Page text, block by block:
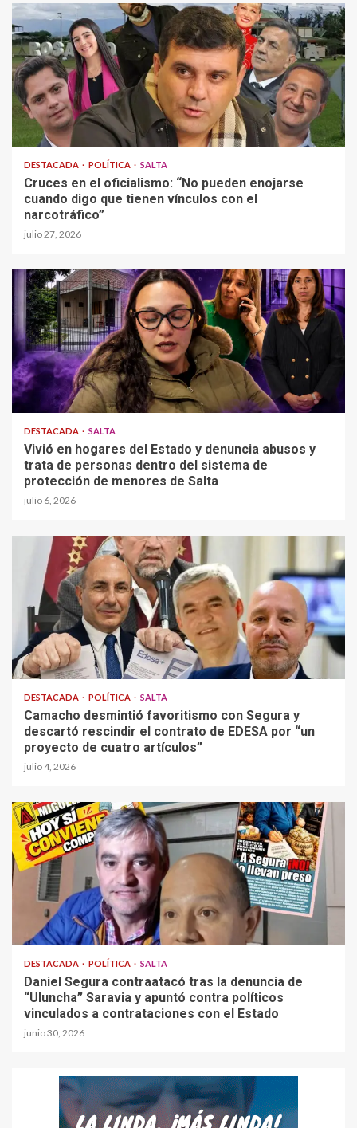
DESTACADA POLÍTICA SALTA
Cruces en el oficialismo: “No pueden enojarse
cuando digo que tienen vínculos con el
narcotráfico”
julio 27, 2026
DESTACADA SALTA
Vivió en hogares del Estado y denuncia abusos y
trata de personas dentro del sistema de
protección de menores de Salta
julio 6, 2026
DESTACADA POLÍTICA SALTA
Camacho desmintió favoritismo con Segura y
descartó rescindir el contrato de EDESA por “un
proyecto de cuatro artículos”
julio 4, 2026
DESTACADA POLÍTICA SALTA
Daniel Segura contraatacó tras la denuncia de
“Uluncha” Saravia y apuntó contra políticos
vinculados a contrataciones con el Estado
junio 30, 2026